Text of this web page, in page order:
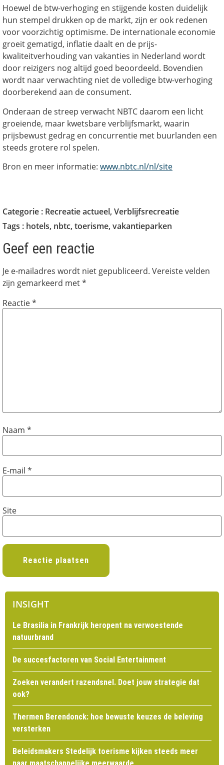
Hoewel de btw-verhoging en stijgende kosten duidelijk
hun stempel drukken op de markt, zijn er ook redenen
voor voorzichtig optimisme. De internationale economie
groeit gematigd, inflatie daalt en de prijs-
kwaliteitverhouding van vakanties in Nederland wordt
door reizigers nog altijd goed beoordeeld. Bovendien
wordt naar verwachting niet de volledige btw-verhoging
doorberekend aan de consument.
Onderaan de streep verwacht NBTC daarom een licht
groeiende, maar kwetsbare verblijfsmarkt, waarin
prijsbewust gedrag en concurrentie met buurlanden een
steeds grotere rol spelen.
Bron en meer informatie: www.nbtc.nl/nl/site
Categorie : Recreatie actueel, Verblijfsrecreatie
Tags : hotels, nbtc, toerisme, vakantieparken
Geef een reactie
Je e-mailadres wordt niet gepubliceerd. Vereiste velden
zijn gemarkeerd met*
Reactie*
Naam *
E-mail *
Site
INSIGHT
Le Brasilia in Frankrijk heropent na verwoestende
natuurbrand
De succesfactoren van Social Entertainment
Zoeken verandert razendsnel. Doet jouw strategie dat
ook?
Thermen Berendonck: hoe bewuste keuzes de beleving
versterken
Beleidsmakers Stedelijk toerisme kijken steeds meer